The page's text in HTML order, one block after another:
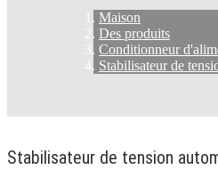
Maison
Des produits
Conditionneur
Stabilisateur de
Stabilisateur de tension